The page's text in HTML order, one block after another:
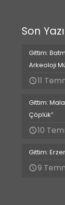
Son
Gittim:
Arkeoloji
11
Gittim:
Çöplük”
10
Gittim:
9